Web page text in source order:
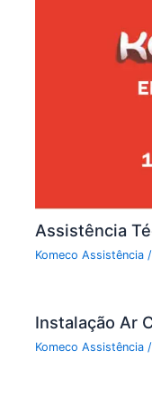
Assistência
Komeco Assistência
Instalação Ar
Komeco Assistência